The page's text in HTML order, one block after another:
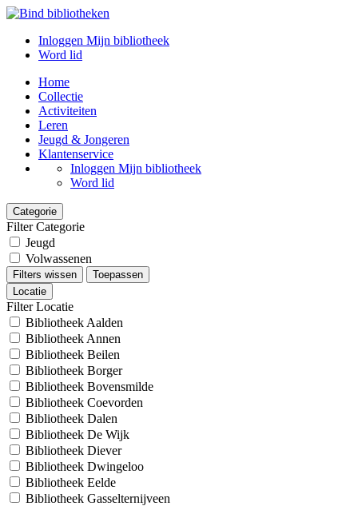
Inloggen Mijn bibliotheek
Word lid
Home
Collectie
Activiteiten
Leren
Jeugd & Jongeren
Klantenservice
Inloggen Mijn bibliotheek
Word lid
Categorie
Filter Categorie
Jeugd
Volwassenen
Filters wissen
Toepassen
Locatie
Filter Locatie
Bibliotheek Aalden
Bibliotheek Annen
Bibliotheek Beilen
Bibliotheek Borger
Bibliotheek Bovensmilde
Bibliotheek Coevorden
Bibliotheek Dalen
Bibliotheek De Wijk
Bibliotheek Diever
Bibliotheek Dwingeloo
Bibliotheek Eelde
Bibliotheek Gasselternijveen